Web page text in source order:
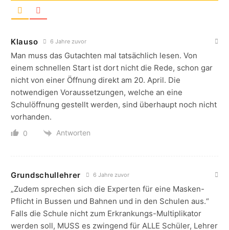
Klauso 6 Jahre zuvor
Man muss das Gutachten mal tatsächlich lesen. Von
einem schnellen Start ist dort nicht die Rede, schon gar
nicht von einer Öffnung direkt am 20. April. Die
notwendigen Voraussetzungen, welche an eine
Schulöffnung gestellt werden, sind überhaupt noch nicht
vorhanden.
0 Antworten
Grundschullehrer 6 Jahre zuvor
„Zudem sprechen sich die Experten für eine Masken-
Pflicht in Bussen und Bahnen und in den Schulen aus.“
Falls die Schule nicht zum Erkrankungs-Multiplikator
werden soll, MUSS es zwingend für ALLE Schüler, Lehrer